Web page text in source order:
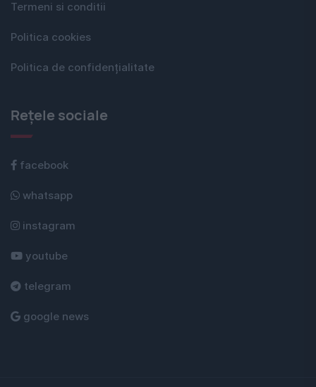
Termeni si conditii
Politica cookies
Politica de confidențialitate
Rețele sociale
facebook
whatsapp
instagram
youtube
telegram
google news